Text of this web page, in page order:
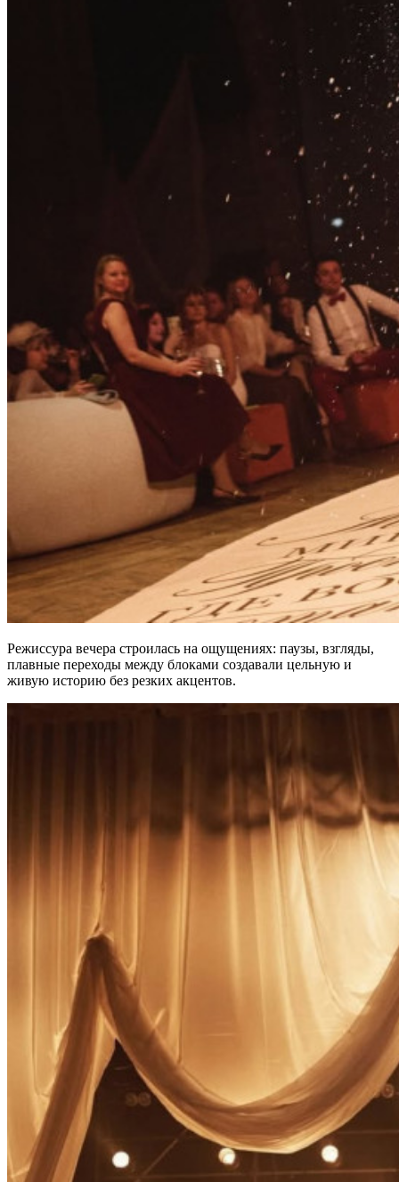
Режиссура вечера строилась на ощущениях: паузы, взгляды,
плавные переходы между блоками создавали цельную и
живую историю без резких акцентов.